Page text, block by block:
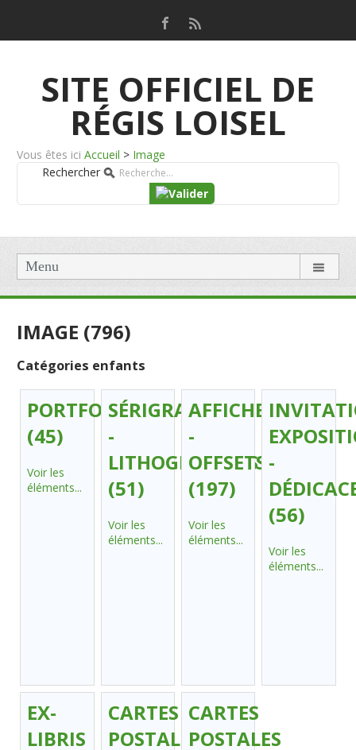
SITE OFFICIEL DE
RÉGIS LOISEL
Vous êtes ici Accueil > Image
Rechercher
Menu
IMAGE (796)
Catégories enfants
PORTFOLIOS
(45)
Voir les
éléments...
SÉRIGRAPHIES
-
LITHOGRAPHIES
(51)
Voir les
éléments...
AFFICHES
-
OFFSETS
(197)
Voir les
éléments...
-
(56)
Voir les
éléments...
EX-
LIBRIS
CARTES
POSTALES
CARTES
POSTALES